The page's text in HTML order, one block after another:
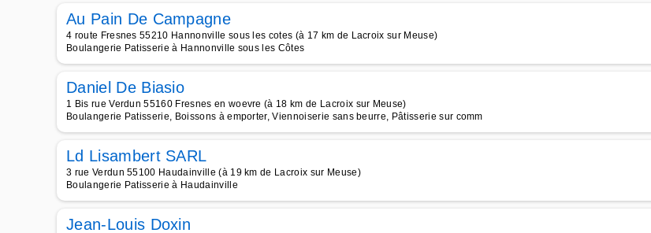
Au Pain De Campagne
4 route Fresnes 55210 Hannonville sous les cotes (à 17 km de Lacroix sur Meuse)
Boulangerie Patisserie à Hannonville sous les Côtes
Daniel De Biasio
1 Bis rue Verdun 55160 Fresnes en woevre (à 18 km de Lacroix sur Meuse)
Boulangerie Patisserie, Boissons à emporter, Viennoiserie sans beurre, Pâtisserie sur comm
Ld Lisambert SARL
3 rue Verdun 55100 Haudainville (à 19 km de Lacroix sur Meuse)
Boulangerie Patisserie à Haudainville
Jean-Louis Doxin